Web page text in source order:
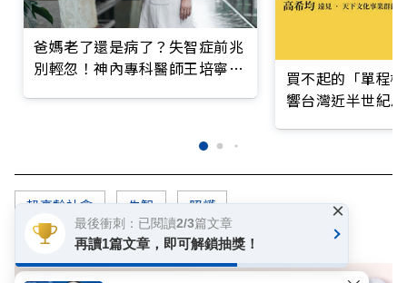
爸媽老了還是病了？失智症前兆
別輕忽！神內專科醫師王培寧呼
買不起的「單程
響台灣近半世紀
超高齡社會 失智 照護
最後衝刺：已閱讀2/3篇文章
再讀1篇文章，即可解鎖抽獎！
×